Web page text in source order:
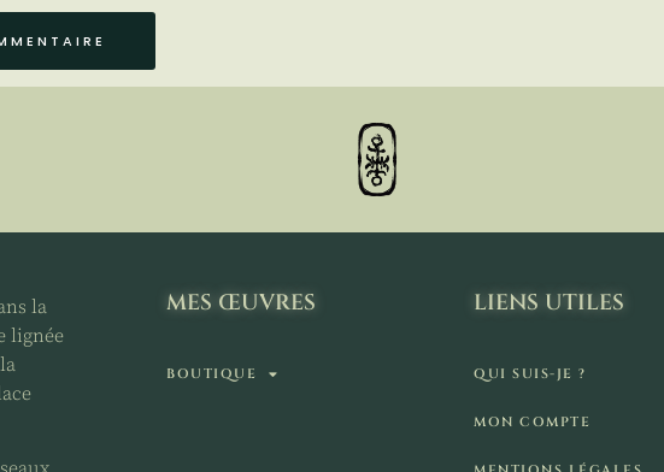
la
lignée
MES ŒUVRES
BOUTIQUE
LIENS UTILES
QUI SUIS-JE ?
MON COMPTE